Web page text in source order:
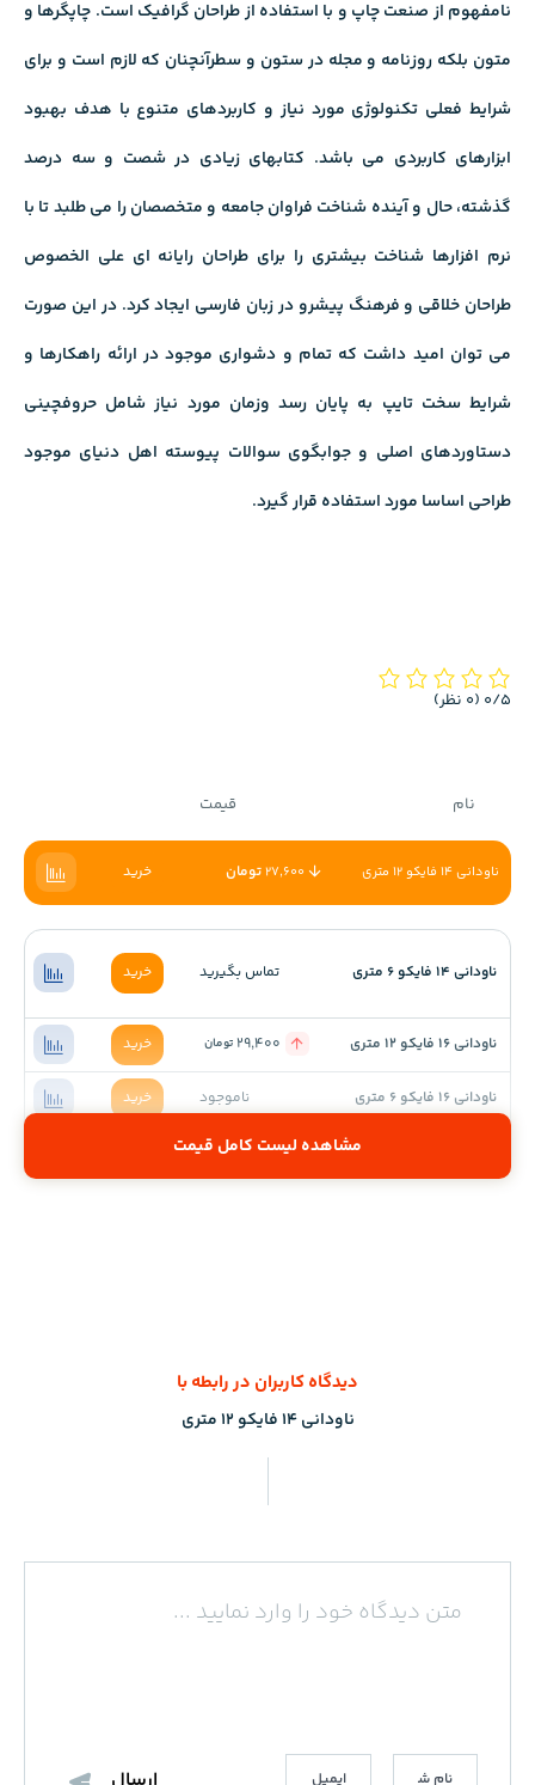
نامفهوم از صنعت چاپ و با استفاده از طراحان گرافیک است. چاپگرها و
متون بلکه روزنامه و مجله در ستون و سطرآنچنان که لازم است و برای
شرایط فعلی تکنولوژی مورد نیاز و کاربردهای متنوع با هدف بهبود
ابزارهای کاربردی می باشد. کتابهای زیادی در شصت و سه درصد
گذشته، حال و آینده شناخت فراوان جامعه و متخصصان را می طلبد تا با
نرم افزارها شناخت بیشتری را برای طراحان رایانه ای علی الخصوص
طراحان خلاقی و فرهنگ پیشرو در زبان فارسی ایجاد کرد. در این صورت
می توان امید داشت که تمام و دشواری موجود در ارائه راهکارها و
شرایط سخت تایپ به پایان رسد وزمان مورد نیاز شامل حروفچینی
دستاوردهای اصلی و جوابگوی سوالات پیوسته اهل دنیای موجود
طراحی اساسا مورد استفاده قرار گیرد.
‫0/5 ‫(0 نظر)
نام قیمت
ناودانی 14 فایکو 12 متری 27,600تومان خرید
ناودانی 14 فایکو 6 متری تماس بگیرید خرید
ناودانی 16 فایکو 12 متری 29,400تومان خرید
ناودانی 16 فایکو 6 متری ناموجود خرید
مشاهده لیست کامل قیمت
دیدگاه کاربران در رابطه با
ناودانی 14 فایکو 12 متری